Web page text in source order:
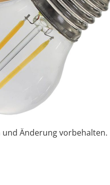
Änderung vorbehalten.